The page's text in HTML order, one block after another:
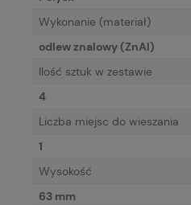
Wykonanie (materiał)
odlew znalowy (ZnAl)
Ilość sztuk w zestawie
4
Liczba miejsc do wieszania
1
Wysokość
63 mm